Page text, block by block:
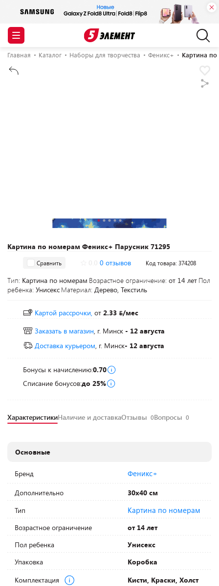
Главная Каталог Наборы для творчества Феникс+ Картина
Картина по номерам Феникс+ Парусник 71295
Сравнить 0 отзывов Код товара: 374208
Тип: Картина по номерам Возрастное ограничение: от 14 лет Пол
ребенка: Унисекс Материал: Дерево, Текстиль
Картой рассрочки, от 2.33
/мес
Заказать в магазин, г. Минск - 12 августа
Доставка курьером, г. Минск- 12 августа
Бонусы к начислению:0.70
Списание бонусов:до 25%
ХарактеристикиНаличие и доставкаОтзывы 0Вопросы 0
Основные
Бренд Феникс+
Дополнительно
30х40 см
Тип
Картина по номерам
Возрастное ограничение
от 14 лет
Пол ребенка
Унисекс
Упаковка
Коробка
Комплектация
Кисти, Краски, Холст